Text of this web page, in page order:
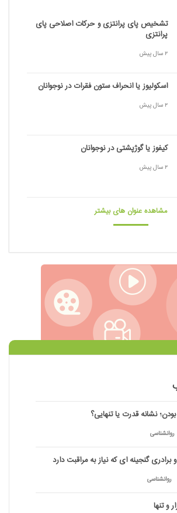
تشخیص پای پرانتزی و حرکات اصلاحی پای
پرانتزی
2 سال پیش
اسکولیوز یا انحراف ستون فقرات در نوجوانان
2 سال پیش
کیفوز یا گوژپشتی در نوجوانان
2 سال پیش
مشاهده عنوان های بیشتر
نشانه قدرت یا تنهایی؟
روانشناسی
برادری گنجینه ای که نیاز به مراقبت دارد
روانشناسی
و تنها